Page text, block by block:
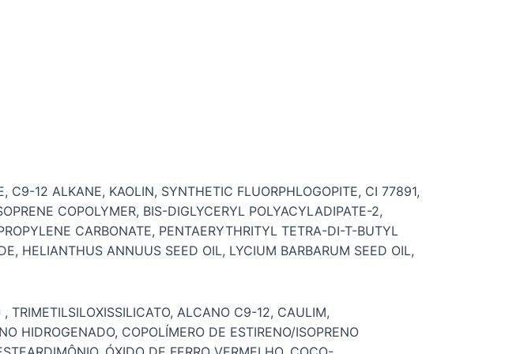
C9-12 ALKANE, KAOLIN, SYNTHETIC FLUORPHLOGOPITE, CI 77891,
COPOLYMER, BIS-DIGLYCERYL POLYACYLADIPATE-2,
CARBONATE, PENTAERYTHRITYL TETRA-DI-T-BUTYL
HELIANTHUS ANNUUS SEED OIL, LYCIUM BARBARUM SEED OIL,
TRIMETILSILOXISSILICATO, ALCANO C9-12, CAULIM,
HIDROGENADO, COPOLÍMERO DE ESTIRENO/ISOPRENO